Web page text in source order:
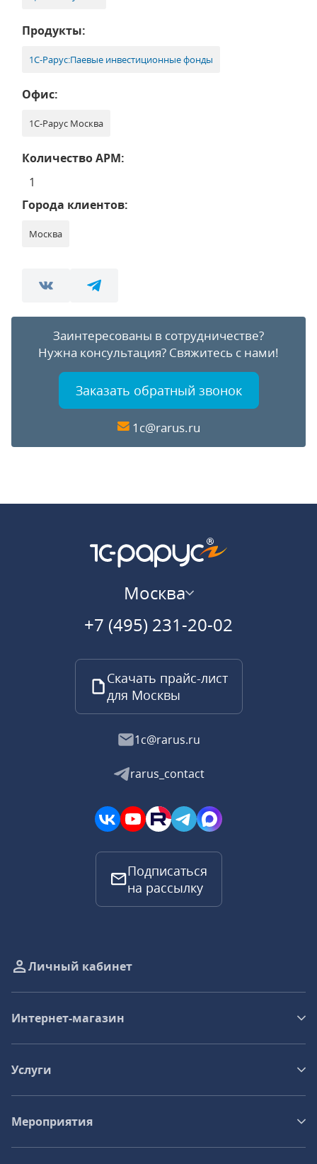
Продукты:
1С-Рарус:Паевые инвестиционные фонды
Офис:
1С-Рарус Москва
Количество АРМ:
1
Города клиентов:
Москва
Заинтересованы в сотрудничестве?
Нужна консультация? Свяжитесь с нами!
Заказать обратный звонок
1c@rarus.ru
Москва
+7 (495) 231-20-02
Скачать прайс-лист
для Москвы
1c@rarus.ru
rarus_contact
Подписаться
на рассылку
Личный кабинет
Интернет-магазин
Услуги
Мероприятия